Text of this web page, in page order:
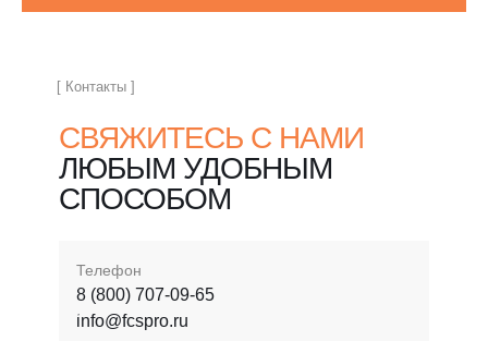
Телефон
8 (800) 707-09-65
info@fcspro.ru
СВЯЖИТЕСЬ С НАМИ
ЛЮБЫМ УДОБНЫМ
СПОСОБОМ
[ Контакты ]